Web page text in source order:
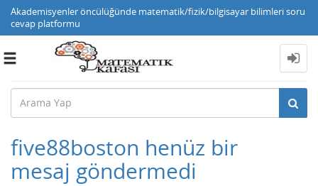
Akademisyenler öncülüğünde matematik/fizik/bilgisayar bilimleri soru
cevap platformu
Toggle
five88boston henüz bir
mesaj göndermedi